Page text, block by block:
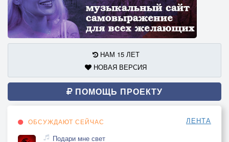
НАМ 15 ЛЕТ
НОВАЯ ВЕРСИЯ
ПОМОЩЬ ПРОЕКТУ
ОБСУЖДАЮТ СЕЙЧАС ЛЕНТА
Подари мне свет